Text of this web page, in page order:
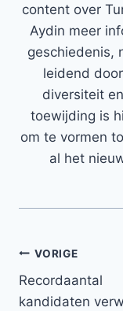
content over
Aydin meer
geschiedenis,
leidend
diversiteit
toewijding is
om te vormen
al het
Bericht
navigatie
VORIGE
Recordaantal
kandidaten